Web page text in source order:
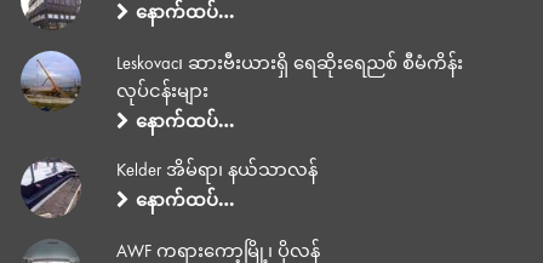
နောက်ထပ်…
Leskovac၊ ဆားဗီးယားရှိ ရေဆိုးရေညစ် စီမံကိန်း
လုပ်ငန်းများ
နောက်ထပ်…
Kelder အိမ်ရာ၊ နယ်သာလန်
နောက်ထပ်…
AWF ကရားကော့မြို့၊ ပိုလန်